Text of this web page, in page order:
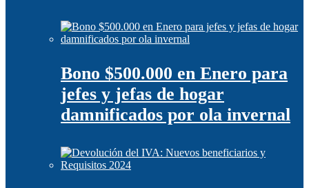
Bono $500.000 en Enero para
jefes y jefas de hogar
damnificados por ola invernal